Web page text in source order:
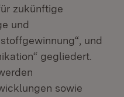
zukünftige
und
und
gegliedert.
sowie